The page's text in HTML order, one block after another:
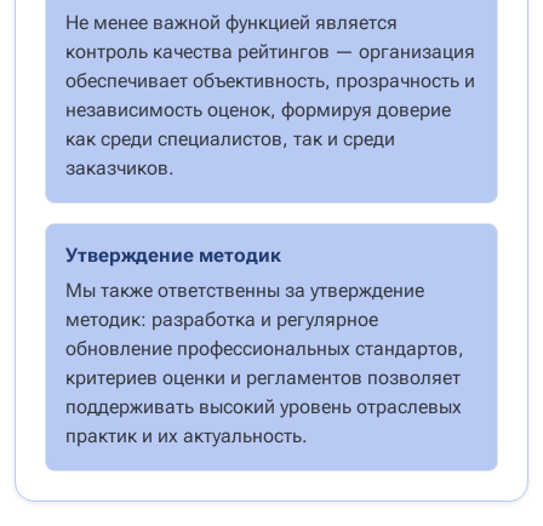
Не менее важной функцией является
контроль качества рейтингов — организация
обеспечивает объективность, прозрачность и
независимость оценок, формируя доверие
как среди специалистов, так и среди
заказчиков.
Утверждение методик
Мы также ответственны за утверждение
методик: разработка и регулярное
обновление профессиональных стандартов,
критериев оценки и регламентов позволяет
поддерживать высокий уровень отраслевых
практик и их актуальность.